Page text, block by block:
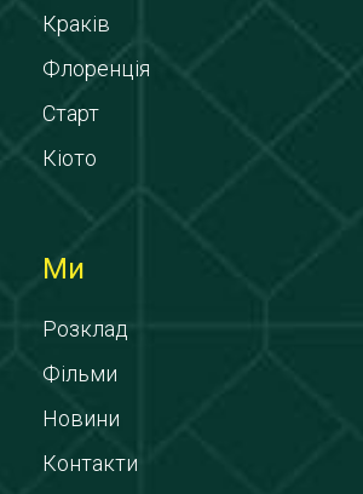
Краків
Флоренція
Старт
Кіото
Ми
Розклад
Фільми
Новини
Контакти